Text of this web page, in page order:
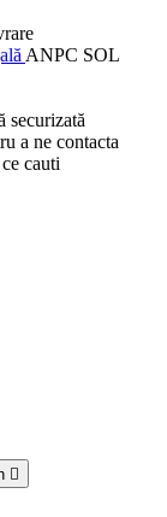
ANPC SOL
securizată
a ne contacta
cauti
